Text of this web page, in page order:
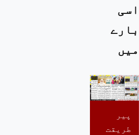
اسی
بارے
میں
پیر
طریقت